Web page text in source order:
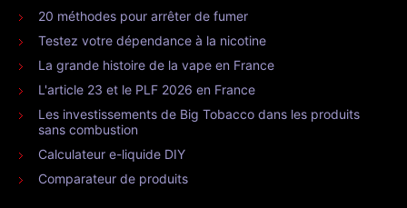
20 méthodes pour arrêter de fumer
Testez votre dépendance à la nicotine
La grande histoire de la vape en France
L'article 23 et le PLF 2026 en France
Les investissements de Big Tobacco dans les produits
sans combustion
Calculateur e-liquide DIY
Comparateur de produits